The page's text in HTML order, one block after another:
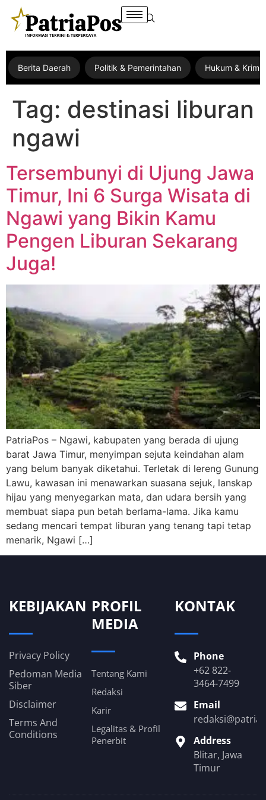
Berita Daerah Politik & Pemerintahan Hukum &
Tag: destinasi liburan
ngawi
Tersembunyi di Ujung Jawa
Timur, Ini 6 Surga Wisata di
Ngawi yang Bikin Kamu
Pengen Liburan Sekarang
Juga!
PatriaPos – Ngawi, kabupaten yang berada di ujung
barat Jawa Timur, menyimpan sejuta keindahan alam
yang belum banyak diketahui. Terletak di lereng Gunung
Lawu, kawasan ini menawarkan suasana sejuk, lanskap
hijau yang menyegarkan mata, dan udara bersih yang
membuat siapa pun betah berlama-lama. Jika kamu
sedang mencari tempat liburan yang tenang tapi tetap
menarik, Ngawi […]
KEBIJAKAN
Privacy Policy
Pedoman Media
Siber
Disclaimer
Terms And
Conditions
PROFIL
MEDIA
Tentang Kami
Redaksi
Karir
Legalitas & Profil
Penerbit
KONTAK
Phone
+62 822-
3464-7499
Email
Address
Blitar, Jawa
Timur